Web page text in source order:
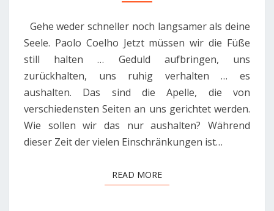
Gehe weder schneller noch langsamer als deine
Seele. Paolo Coelho Jetzt müssen wir die Füße
still halten … Geduld aufbringen, uns
zurückhalten, uns ruhig verhalten … es
aushalten. Das sind die Apelle, die von
verschiedensten Seiten an uns gerichtet werden.
Wie sollen wir das nur aushalten? Während
dieser Zeit der vielen Einschränkungen ist…
READ MOREREAD MORE